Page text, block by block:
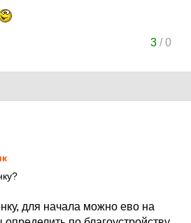
3/0
для начала можно ево на